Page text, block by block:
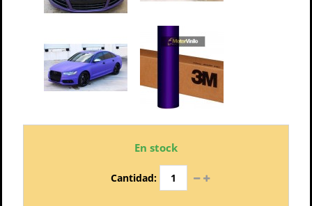
En stock
Cantidad: